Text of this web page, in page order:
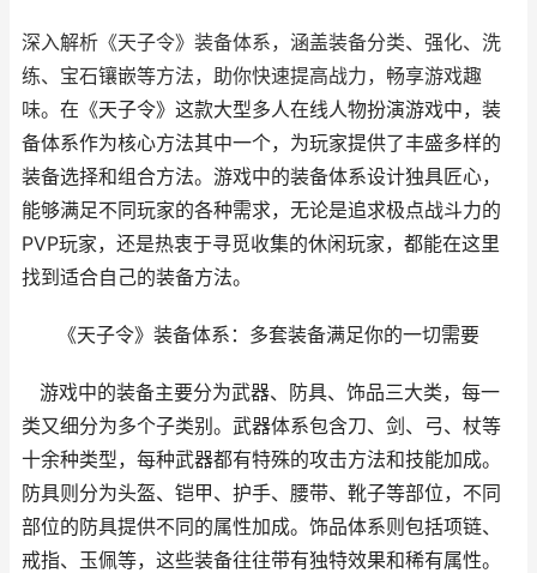
深入解析《天子令》装备体系，涵盖装备分类、强化、洗
练、宝石镶嵌等方法，助你快速提高战力，畅享游戏趣
味。 在《天子令》这款大型多人在线人物扮演游戏中，装
备体系作为核心方法其中一个，为玩家提供了丰盛多样的
装备选择和组合方法。游戏中的装备体系设计独具匠心，
能够满足不同玩家的各种需求，无论是追求极点战斗力的
PVP玩家，还是热衷于寻觅收集的休闲玩家，都能在这里
找到适合自己的装备方法。
《天子令》装备体系：多套装备满足你的一切需要
游戏中的装备主要分为武器、防具、饰品三大类，每一
类又细分为多个子类别。武器体系包含刀、剑、弓、杖等
十余种类型，每种武器都有特殊的攻击方法和技能加成。
防具则分为头盔、铠甲、护手、腰带、靴子等部位，不同
部位的防具提供不同的属性加成。饰品体系则包括项链、
戒指、玉佩等，这些装备往往带有独特效果和稀有属性。